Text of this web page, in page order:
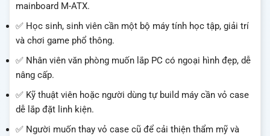
mainboard M-ATX.
✅ Học sinh, sinh viên cần một bộ máy tính học tập, giải trí
và chơi game phổ thông.
✅ Nhân viên văn phòng muốn lắp PC có ngoại hình đẹp, dễ
nâng cấp.
✅ Kỹ thuật viên hoặc người dùng tự build máy cần vỏ case
dễ lắp đặt linh kiện.
✅ Người muốn thay vỏ case cũ để cải thiện thẩm mỹ và